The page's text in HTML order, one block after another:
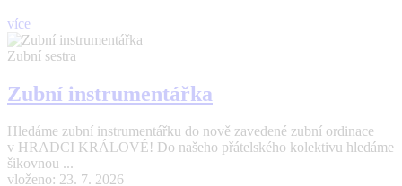
více
Zubní sestra
Zubní instrumentářka
Hledáme zubní instrumentářku do nově zavedené zubní ordinace
v HRADCI KRÁLOVÉ! Do našeho přátelského kolektivu hledáme
šikovnou ...
vloženo: 23. 7. 2026